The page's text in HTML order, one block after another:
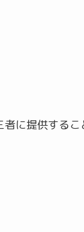
に提供する